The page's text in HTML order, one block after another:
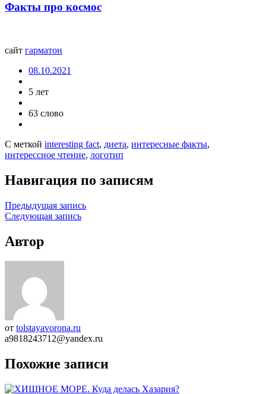
Факты про космос
сайт гарматон
08.10.2021
5 лет
63 слово
С меткой interesting fact, диета, интересные факты,
интерессное чтение, логотип
Навигация по записям
Предыдущая запись
Следующая запись
Автор
от tolstayavorona.ru
a9818243712@yandex.ru
Похожие записи